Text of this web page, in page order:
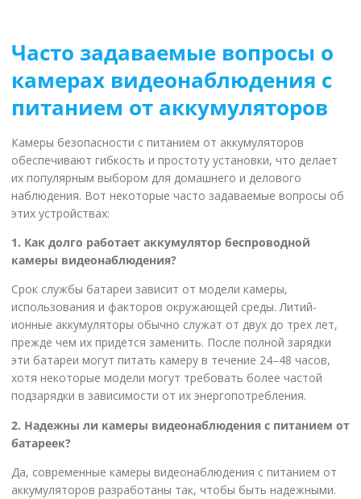
Часто задаваемые вопросы о
камерах видеонаблюдения с
питанием от аккумуляторов
Камеры безопасности с питанием от аккумуляторов
обеспечивают гибкость и простоту установки, что делает
их популярным выбором для домашнего и делового
наблюдения. Вот некоторые часто задаваемые вопросы об
этих устройствах:
1. Как долго работает аккумулятор беспроводной
камеры видеонаблюдения?
Срок службы батареи зависит от модели камеры,
использования и факторов окружающей среды. Литий-
ионные аккумуляторы обычно служат от двух до трех лет,
прежде чем их придется заменить. После полной зарядки
эти батареи могут питать камеру в течение 24–48 часов,
хотя некоторые модели могут требовать более частой
подзарядки в зависимости от их энергопотребления.
2. Надежны ли камеры видеонаблюдения с питанием от
батареек?
Да, современные камеры видеонаблюдения с питанием от
аккумуляторов разработаны так, чтобы быть надежными.